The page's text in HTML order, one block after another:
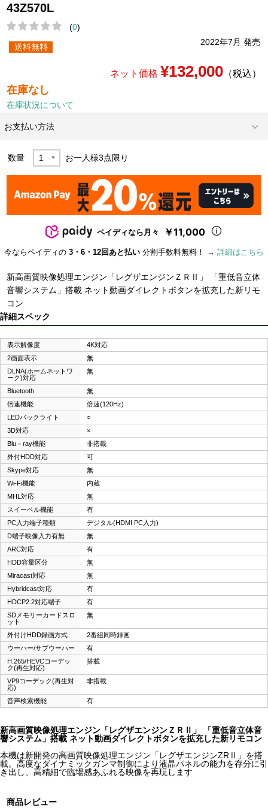
43Z570L
(0)
2022年7月 発売
送料無料
ネット価格 ¥132,000（税込）
在庫なし
在庫状況について
お支払い方法
数量 お一人様3点限り
ペイディなら月々 ￥11,000
今ならペイディの 3・6・12回あと払い 分割手数料無料！ → 詳細はこちら
新高画質映像処理エンジン「レグザエンジンＺＲⅡ」 「重低音立体
音響システム」搭載 ネット動画ダイレクトボタンを拡充した新リモ
コン
詳細スペック
表示解像度
4K対応
2画面表示
無
DLNA(ホームネットワ
ーク)対応
無
Bluetooth
無
倍速機能
倍速(120Hz)
LEDバックライト
○
3D対応
×
Blu－ray機能
非搭載
外付HDD対応
可
Skype対応
無
Wi-Fi機能
内蔵
MHL対応
無
スイーベル機能
有
PC入力端子種類
デジタル(HDMI PC入力)
D端子映像入力有無
無
ARC対応
有
HDD容量区分
無
Miracast対応
無
Hybridcast対応
有
HDCP2.2対応端子
有
SDメモリーカードスロ
ット
無
外付けHDD録画方式
2番組同時録画
ウーハー/サブウーハー
有
H.265/HEVCコーデッ
ク(再生対応)
搭載
VP9コーデック(再生対
応)
非搭載
音声検索機能 有
新高画質映像処理エンジン「レグザエンジンＺＲⅡ」 「重低音立体音
響システム」搭載 ネット動画ダイレクトボタンを拡充した新リモコン
本機は新開発の高画質映像処理エンジン「レグザエンジンZRⅡ」を搭
載。高度なダイナミックガンマ制御により液晶パネルの能力を存分に引
き出し、高精細で臨場感あふれる映像を再現します
商品レビュー